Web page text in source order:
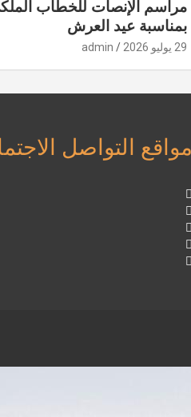
مراسم الإنصات للخطاب
بمناسبة عيد العرش
29 يوليو 2026 admin
مواقع التواصل